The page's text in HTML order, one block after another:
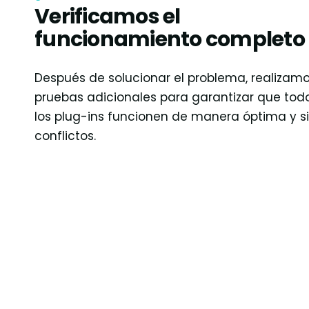
Verificamos el
funcionamiento completo
Después de solucionar el problema,
pruebas adicionales para garantizar que
los plug-ins funcionen de manera óptima y
conflictos.